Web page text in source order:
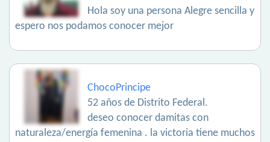
Hola soy una persona Alegre sencilla y
espero nos podamos conocer mejor
ChocoPrincipe
52 años de Distrito Federal.
deseo conocer damitas con
naturaleza/energía femenina . la victoria tiene muchos